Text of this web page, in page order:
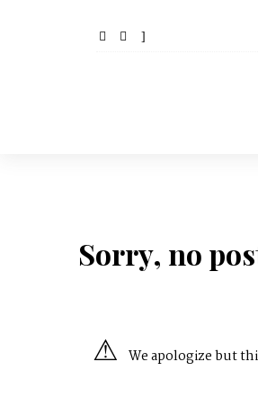
Sorry, no
We apologize but